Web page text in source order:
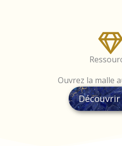
Ouvrez la malle
Découvrir